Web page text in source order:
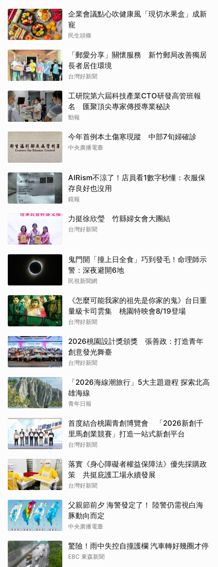
企業會議點心吹健康風「現切水果盒」成新
寵
民生頭條
「郵愛分享」關懷服務 新竹郵局改善獨居
長者居住環境
台灣好新聞
工研院第六屆科技產業CTO研發高管班報
名 匯聚頂尖專家傳授專業秘訣
勁報
今年首例本土傷寒現蹤 中部7旬婦確診
中央廣播電臺
AIRism不涼了！店員看1數字秒懂：衣服保
存良好也沒用
鏡報
力挺徐欣瑩 竹縣婦女會大團結
台灣好新聞
鬼門開「撞上日全食」巧到發毛！命理師示
警：深夜避開6地
民視新聞網
《怎麼可能我家的祖先是你家的鬼》台日重
量級卡司雲集 桃園特映會8/19登場
台灣好新聞
2026桃園設計獎頒獎 張善政：打造青年
創意發光舞臺
台灣好新聞
「2026海線潮旅行」5大主題遊程 探索北高
雄海線
青年日報
首度結合桃園青創博覽會 「2026新創千
里馬創業競賽」打造一站式新創平台
台灣好新聞
落實《身心障礙者權益保障法》優先採購政
策 共挺庇護工場永續發展
台灣好新聞
父親節前夕 海警發定了！ 陸警仍需視白海
豚動向而定
中央廣播電臺
驚險！雨中失控自撞護欄 汽車轉好幾圈才停
EBC 東森新聞